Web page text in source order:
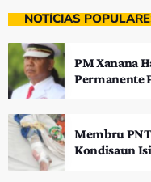
NOTÍCIAS
PM Xanana
Permanente
Membru
Kondisaun